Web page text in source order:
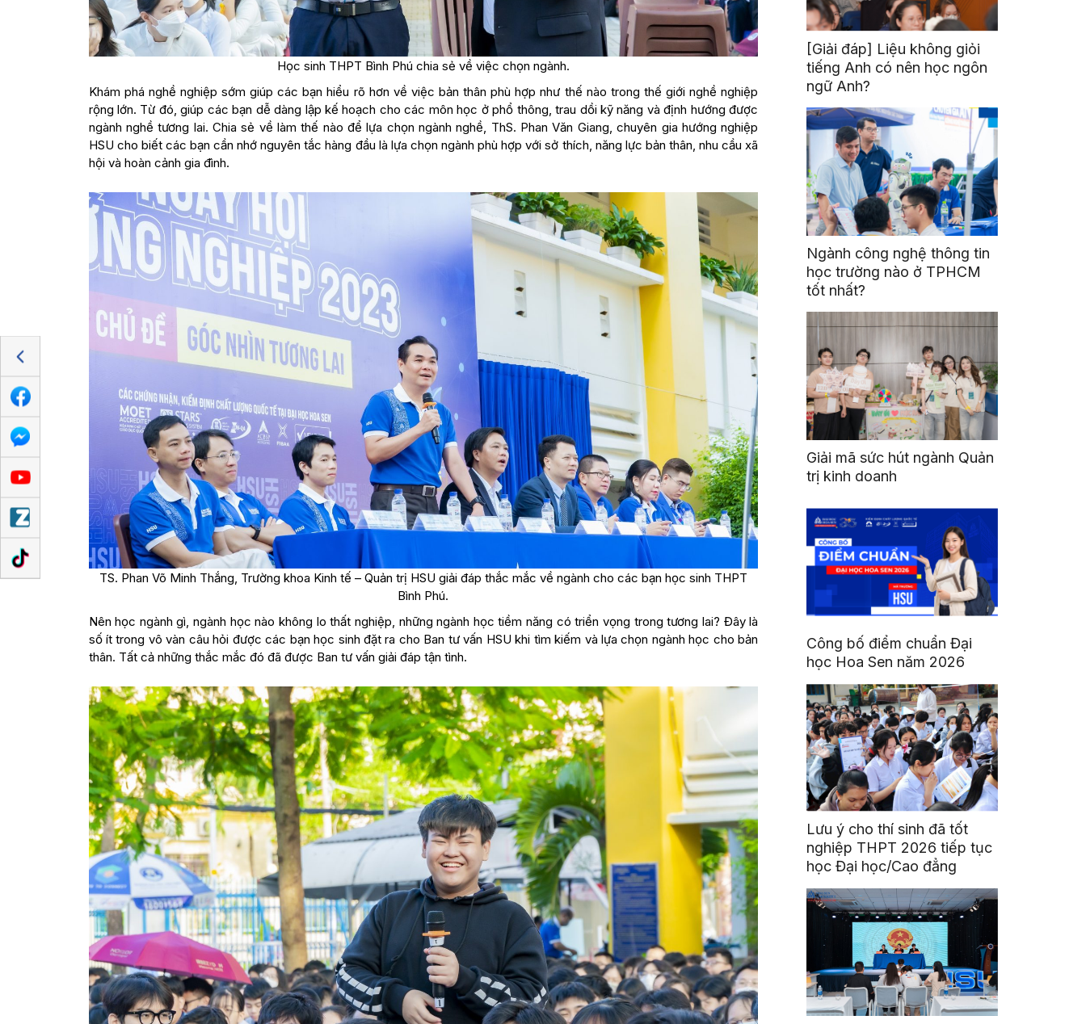
Học sinh THPT Bình Phú chia sẻ về việc chọn ngành.
Khám phá nghề nghiệp sớm giúp các bạn hiểu rõ hơn về việc bản thân phù hợp như thế nào trong thế giới nghề nghiệp
rộng lớn. Từ đó, giúp các bạn dễ dàng lập kế hoạch cho các môn học ở phổ thông, trau dồi kỹ năng và định hướng được
ngành nghề tương lai. Chia sẻ về làm thế nào để lựa chọn ngành nghề, ThS. Phan Văn Giang, chuyên gia hướng nghiệp
HSU cho biết các bạn cần nhớ nguyên tắc hàng đầu là lựa chọn ngành phù hợp với sở thích, năng lực bản thân, nhu cầu xã
hội và hoàn cảnh gia đình.
TS. Phan Võ Minh Thắng, Trường khoa Kinh tế – Quản trị HSU giải đáp thắc mắc về ngành cho các bạn học sinh THPT
Bình Phú.
Nên học ngành gì, ngành học nào không lo thất nghiệp, những ngành học tiềm năng có triển vọng trong tương lai? Đây là
số ít trong vô vàn câu hỏi được các bạn học sinh đặt ra cho Ban tư vấn HSU khi tìm kiếm và lựa chọn ngành học cho bản
thân. Tất cả những thắc mắc đó đã được Ban tư vấn giải đáp tận tình.
[Giải đáp] Liệu không giỏi
tiếng Anh có nên học ngôn
ngữ Anh?
Ngành công nghệ thông tin
học trường nào ở TPHCM
tốt nhất?
Giải mã sức hút ngành Quản
trị kinh doanh
Công bố điểm chuẩn Đại
học Hoa Sen năm 2026
Lưu ý cho thí sinh đã tốt
nghiệp THPT 2026 tiếp tục
học Đại học/Cao đẳng